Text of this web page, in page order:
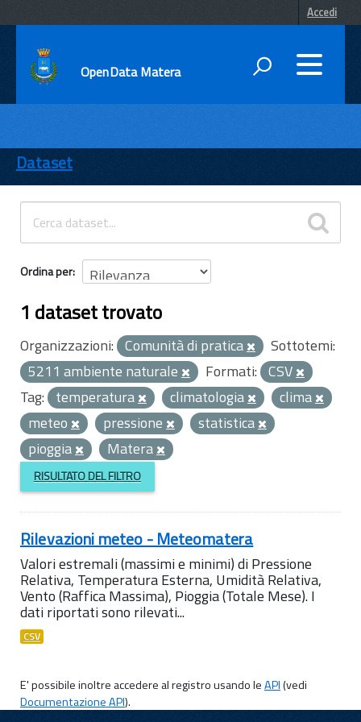
Accedi
OpenData Matera
ENTI
TEMI
INFORMAZIONI
Dataset
Ordina per
1 dataset trovato
Organizzazioni: Comunità di pratica
Sottotemi:
5211 ambiente naturale
Formati: CSV
Tag: temperatura climatologia
clima
meteo
pressione
statistica
pioggia
Matera
RISULTATO DEL FILTRO
Rilevazioni meteo - Meteomatera
Valori estremali (massimi e minimi) di Pressione
Relativa, Temperatura Esterna, Umidità Relativa,
Vento (Raffica Massima), Pioggia (Totale Mese). I
dati riportati sono rilevati...
CSV
E' possibile inoltre accedere al registro usando leAPI(vedi
Documentazione API).